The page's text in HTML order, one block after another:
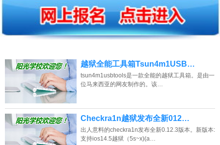
越狱全能工具箱Tsun4m1USB…
tsun4m1usbtools是一款全能的越狱工具箱。是由一
位马来西亚的网友制作的。该…
Checkra1n越狱发布全新012…
出人意料的checkra1n发布全新0.12.3版本。新版本:
支持ios14.5越狱（5s~x)(a…